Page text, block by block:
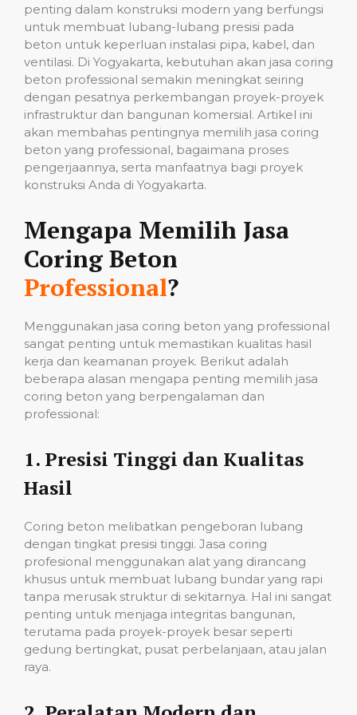
penting dalam konstruksi modern yang berfungsi
untuk membuat lubang-lubang presisi pada
beton untuk keperluan instalasi pipa, kabel, dan
ventilasi. Di Yogyakarta, kebutuhan akan jasa coring
beton professional semakin meningkat seiring
dengan pesatnya perkembangan proyek-proyek
infrastruktur dan bangunan komersial. Artikel ini
akan membahas pentingnya memilih jasa coring
beton yang professional, bagaimana proses
pengerjaannya, serta manfaatnya bagi proyek
konstruksi Anda di Yogyakarta.
Mengapa Memilih Jasa
Coring Beton
Professional?
Menggunakan jasa coring beton yang professional
sangat penting untuk memastikan kualitas hasil
kerja dan keamanan proyek. Berikut adalah
beberapa alasan mengapa penting memilih jasa
coring beton yang berpengalaman dan
professional:
1. Presisi Tinggi dan Kualitas
Hasil
Coring beton melibatkan pengeboran lubang
dengan tingkat presisi tinggi. Jasa coring
profesional menggunakan alat yang dirancang
khusus untuk membuat lubang bundar yang rapi
tanpa merusak struktur di sekitarnya. Hal ini sangat
penting untuk menjaga integritas bangunan,
terutama pada proyek-proyek besar seperti
gedung bertingkat, pusat perbelanjaan, atau jalan
raya.